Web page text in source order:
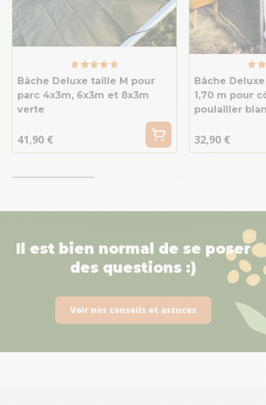
Bâche Deluxe taille M pour
parc 4x3m, 6x3m et 8x3m
verte
41,90 €
Bâche
1,70 m pour
poulailler
32,90 €
Il est bien normal de se poser
des questions :)
Voir nos conseils et astuces